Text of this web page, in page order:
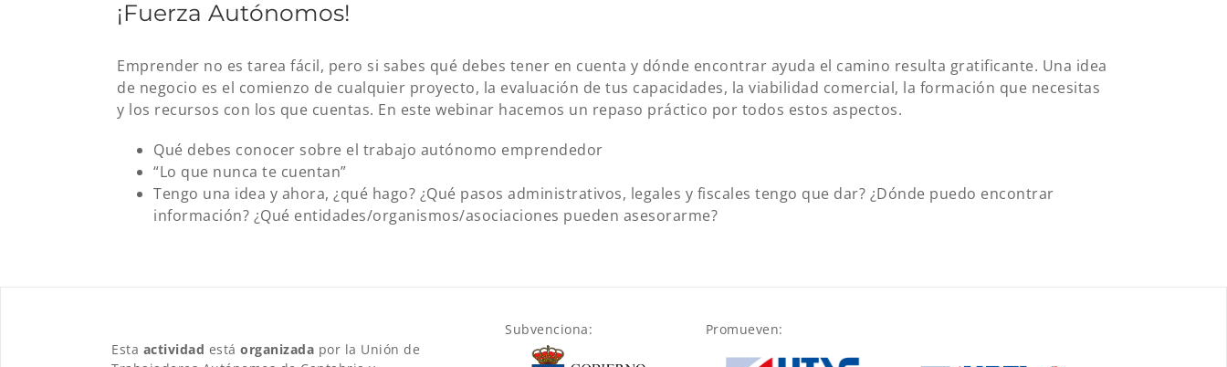
¡Fuerza Autónomos!
Emprender no es tarea fácil, pero si sabes qué debes tener en cuenta y dónde encontrar ayuda el camino resulta gratificante. Una idea
de negocio es el comienzo de cualquier proyecto, la evaluación de tus capacidades, la viabilidad comercial, la formación que necesitas
y los recursos con los que cuentas. En este webinar hacemos un repaso práctico por todos estos aspectos.
Qué debes conocer sobre el trabajo autónomo emprendedor
“Lo que nunca te cuentan”
Tengo una idea y ahora, ¿qué hago? ¿Qué pasos administrativos, legales y fiscales tengo que dar? ¿Dónde puedo encontrar
información? ¿Qué entidades/organismos/asociaciones pueden asesorarme?
Esta actividad está organizada por la Unión de
Subvenciona: Promueven: